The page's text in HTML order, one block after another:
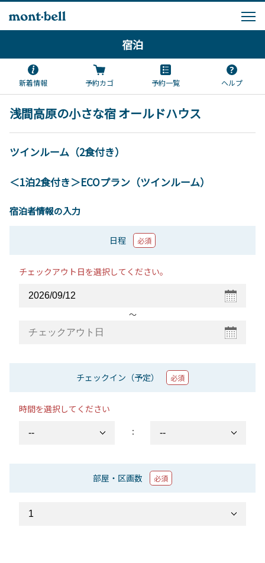
宿泊
新着情報 予約カゴ 予約一覧 ヘルプ
浅間高原の小さな宿 オールドハウス
ツインルーム（2食付き）
＜1泊2食付き＞ECOプラン（ツインルーム）
宿泊者情報の入力
日程 必須
チェックアウト日を選択してください。
〜
チェックイン（予定） 必須
時間を選択してください
：
部屋・区画数 必須